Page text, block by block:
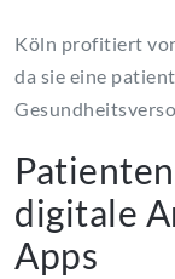
Köln profitiert
da sie eine
digitale
Apps